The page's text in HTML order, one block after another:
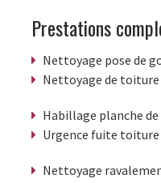
Prestations
Nettoyage pose de
Nettoyage de
Habillage planche
Urgence fuite
Nettoyage